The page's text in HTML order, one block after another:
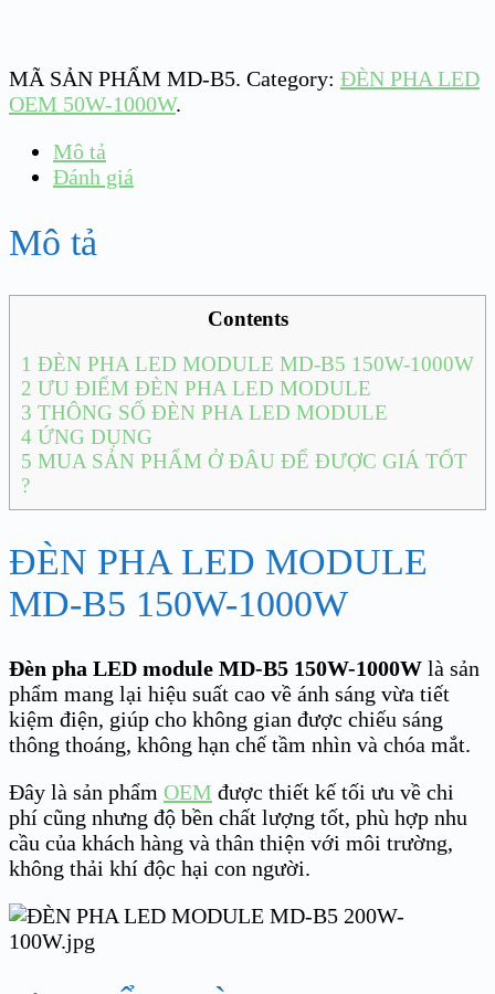
MÃ SẢN PHẨM MD-B5. Category: ĐÈN PHA LED
OEM 50W-1000W.
Mô tả
Đánh giá
Mô tả
Contents
1 ĐÈN PHA LED MODULE MD-B5 150W-1000W
2 ƯU ĐIỂM ĐÈN PHA LED MODULE
3 THÔNG SỐ ĐÈN PHA LED MODULE
4 ỨNG DỤNG
5 MUA SẢN PHẨM Ở ĐÂU ĐỂ ĐƯỢC GIÁ TỐT
?
ĐÈN PHA LED MODULE
MD-B5 150W-1000W
Đèn pha LED module MD-B5 150W-1000W là sản
phẩm mang lại hiệu suất cao về ánh sáng vừa tiết
kiệm điện, giúp cho không gian được chiếu sáng
thông thoáng, không hạn chế tầm nhìn và chóa mắt.
Đây là sản phẩm OEM được thiết kế tối ưu về chi
phí cũng nhưng độ bền chất lượng tốt, phù hợp nhu
cầu của khách hàng và thân thiện với môi trường,
không thải khí độc hại con người.